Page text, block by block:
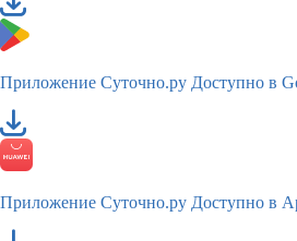
Приложение Суточно.ру Доступно в
Приложение Суточно.ру Доступно в